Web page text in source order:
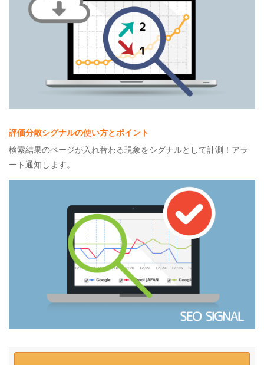
評価分散シグナルの使い方とポイント
検索結果のページが入れ替わる現象をシグナルとして計測！アラ
ート通知します。